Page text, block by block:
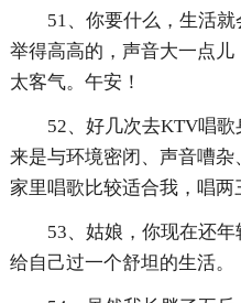
51、你要什么，生活
举得高高的，声音大一点儿
太客气。午安！
52、好几次去KTV唱
来是与环境密闭、声音嘈
家里唱歌比较适合我，唱两
53、姑娘，你现在还
给自己过一个舒坦的生活。